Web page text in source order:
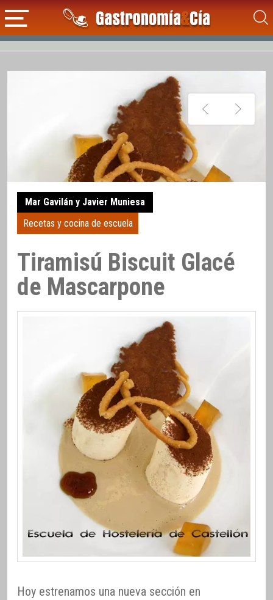
Mar Gavilán y Javier Muniesa
Recetas y cocina de escuela
Tiramisú Biscuit Glacé
de Mascarpone
Hoy estrenamos una nueva sección en